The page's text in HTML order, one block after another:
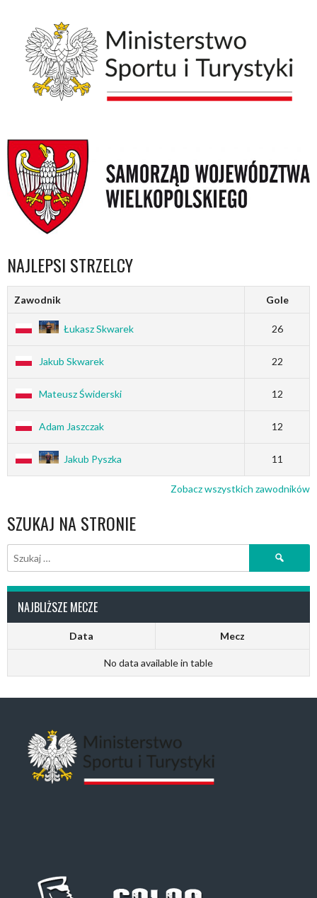
NAJLEPSI STRZELCY
Zawodnik Gole
Łukasz Skwarek 26
Jakub Skwarek 22
Mateusz Świderski 12
Adam Jaszczak 12
Jakub Pyszka 11
Zobacz wszystkich zawodników
SZUKAJ NA STRONIE
Szukaj:
NAJBLIŻSZE MECZE
Data Mecz
No data available in table